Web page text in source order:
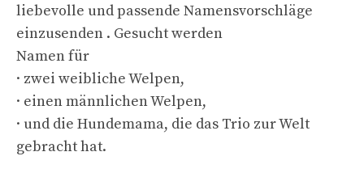
liebevolle und passende Namensvorschläge
einzusenden . Gesucht werden
Namen für
· zwei weibliche Welpen,
· einen männlichen Welpen,
· und die Hundemama, die das Trio zur Welt
gebracht hat.